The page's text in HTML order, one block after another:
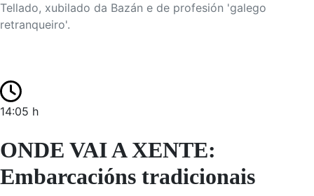
Tellado, xubilado da Bazán e de profesión 'galego
retranqueiro'.
14:05 h
ONDE VAI A XENTE:
Embarcacións tradicionais